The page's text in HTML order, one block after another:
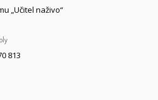
„Učitel naživo“
813